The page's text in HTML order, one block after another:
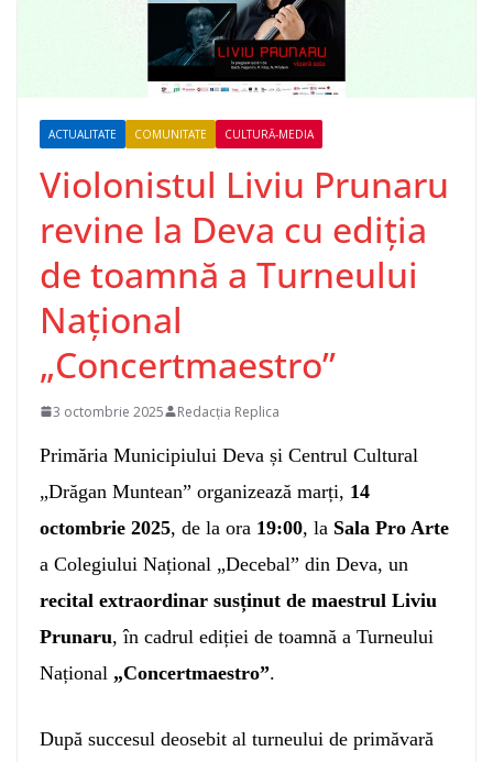
ACTUALITATE COMUNITATE CULTURĂ-MEDIA
Violonistul Liviu Prunaru
revine la Deva cu ediția
de toamnă a Turneului
Național
„Concertmaestro”
3 octombrie 2025 Redacția Replica
Primăria Municipiului Deva și Centrul Cultural
„Drăgan Muntean” organizează marți, 14
octombrie 2025, de la ora 19:00, la Sala Pro Arte
a Colegiului Național „Decebal” din Deva, un
recital extraordinar susținut de maestrul Liviu
Prunaru, în cadrul ediției de toamnă a Turneului
Național „Concertmaestro”.
După succesul deosebit al turneului de primăvară